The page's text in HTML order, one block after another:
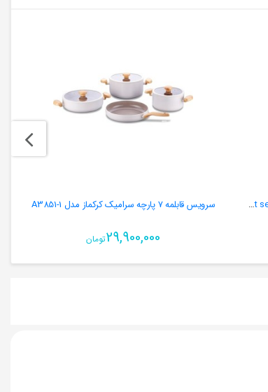
سرویس قابلمه سرامیکی ناسا الکتریک NS-6043 ا Ceramic pot service سرویس قابلمه 7 پارچه سرامیک کرکماز مدل A3851-1
29,900,000تومان